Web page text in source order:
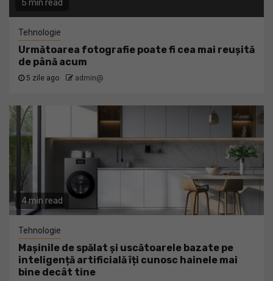
5 min read
Tehnologie
Următoarea fotografie poate fi cea mai reușită
de până acum
5 zile ago admin@
4 min read
Tehnologie
Mașinile de spălat și uscătoarele bazate pe
inteligență artificială îți cunosc hainele mai
bine decât tine